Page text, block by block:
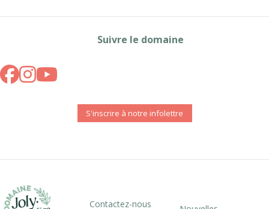
Suivre le domaine
S'inscrire à notre infolettre
Contactez-nous